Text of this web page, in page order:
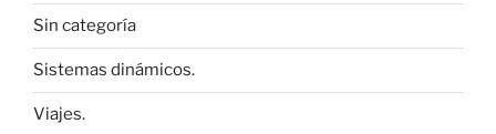
Sin categoría
Sistemas dinámicos.
Viajes.